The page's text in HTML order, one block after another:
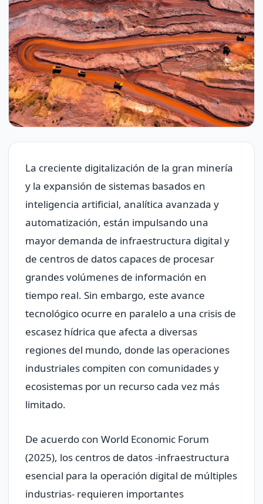
La creciente digitalización de la gran minería
y la expansión de sistemas basados en
inteligencia artificial, analítica avanzada y
automatización, están impulsando una
mayor demanda de infraestructura digital y
de centros de datos capaces de procesar
grandes volúmenes de información en
tiempo real. Sin embargo, este avance
tecnológico ocurre en paralelo a una crisis de
escasez hídrica que afecta a diversas
regiones del mundo, donde las operaciones
industriales compiten con comunidades y
ecosistemas por un recurso cada vez más
limitado.
De acuerdo con World Economic Forum
(2025), los centros de datos -infraestructura
esencial para la operación digital de múltiples
industrias- requieren importantes